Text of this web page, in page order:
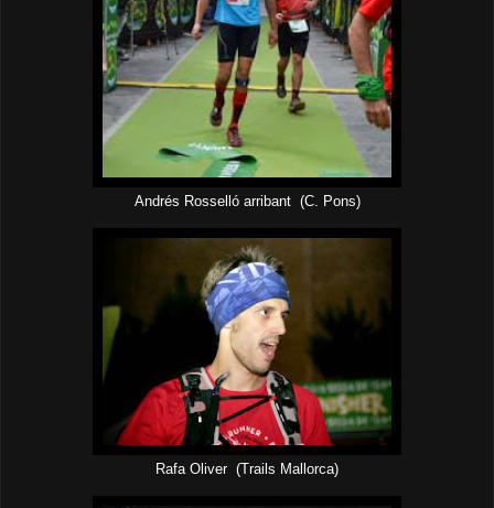
Andrés Rosselló arribant (C. Pons)
Rafa Oliver (Trails Mallorca)